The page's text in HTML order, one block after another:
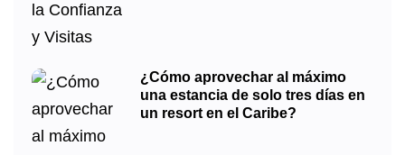
¿Cómo aprovechar al máximo
una estancia de solo tres días en
un resort en el Caribe?